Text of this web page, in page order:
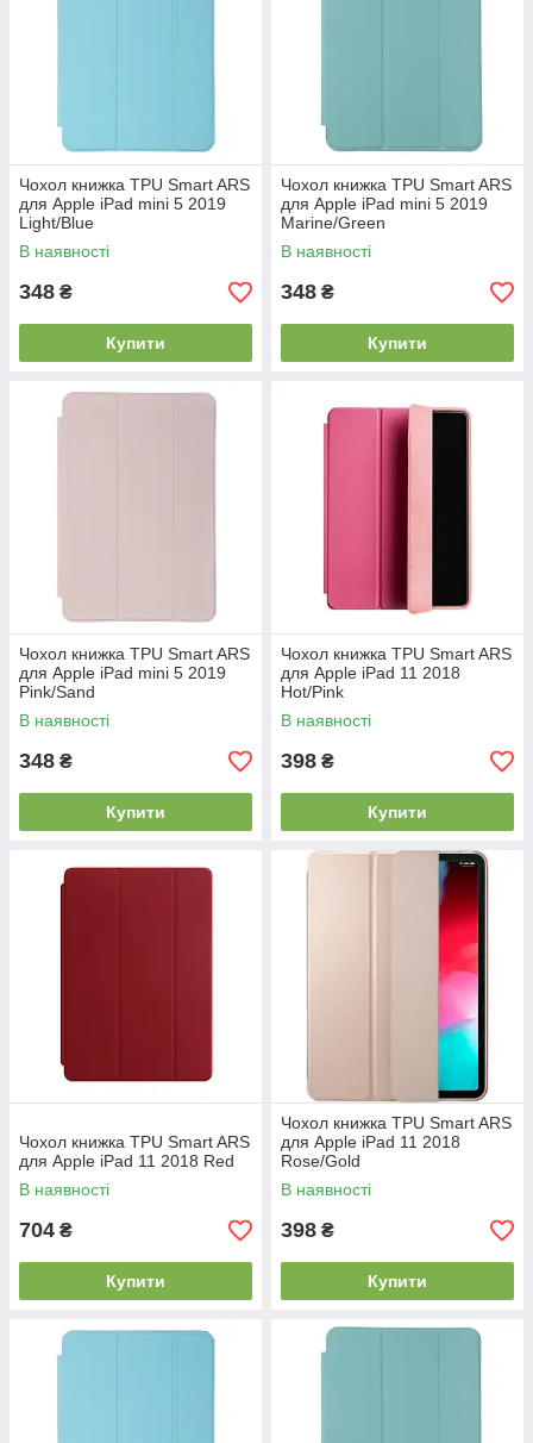
Чохол книжка TPU Smart ARS
для Apple iPad mini 5 2019
Light/Blue
В наявності
348 ₴
Купити
Чохол книжка TPU Smart ARS
для Apple iPad mini 5 2019
Marine/Green
В наявності
348 ₴
Купити
Чохол книжка TPU Smart ARS
для Apple iPad mini 5 2019
Pink/Sand
В наявності
348 ₴
Купити
Чохол книжка TPU Smart ARS
для Apple iPad 11 2018
Hot/Pink
В наявності
398 ₴
Купити
Чохол книжка TPU Smart ARS
для Apple iPad 11 2018 Red
В наявності
704 ₴
Купити
Чохол книжка TPU Smart ARS
для Apple iPad 11 2018
Rose/Gold
В наявності
398 ₴
Купити